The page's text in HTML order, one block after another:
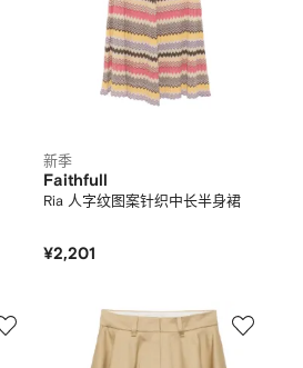
新季
Faithfull
Ria 人字纹图案针织中长半身裙
¥2,201